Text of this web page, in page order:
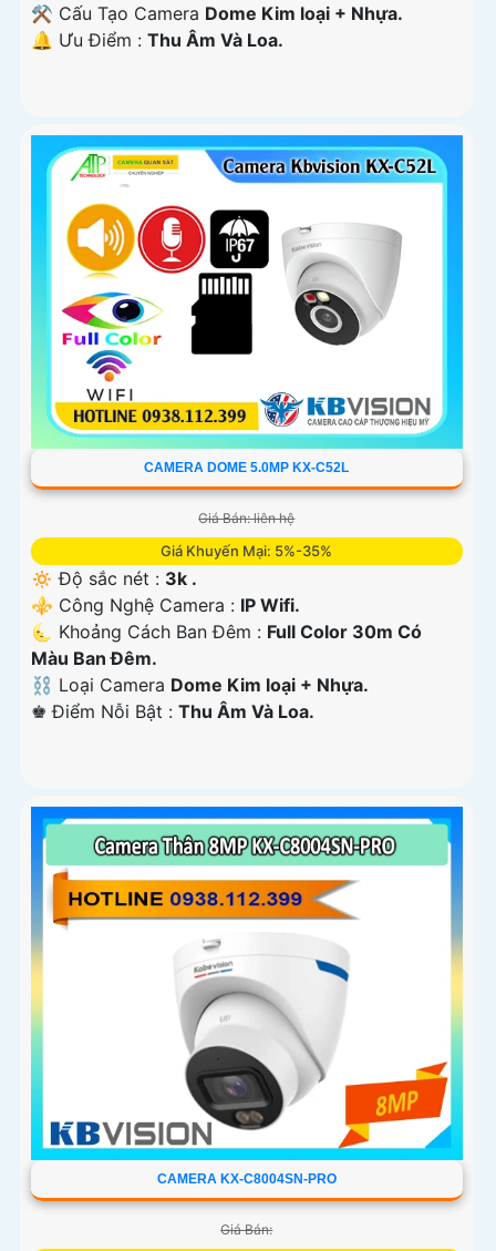
⚒ Cấu Tạo Camera Dome Kim loại + Nhựa.
️🔔 Ưu Điểm : Thu Âm Và Loa.
CAMERA DOME 5.0MP KX-C52L
Giá Bán: liên hệ
Giá Khuyến Mại: 5%-35%
🔅 Độ sắc nét : 3k .
⚜️ Công Nghệ Camera : IP Wifi.
🌜 Khoảng Cách Ban Đêm : Full Color 30m Có
Màu Ban Ðêm.
⛓ Loại Camera Dome Kim loại + Nhựa.
️♚ Điểm Nỗi Bật : Thu Âm Và Loa.
CAMERA KX-C8004SN-PRO
Giá Bán: